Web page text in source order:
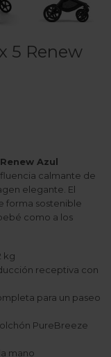
5 Renew
Azul
calmante de
elegante. El
forma sostenible
como a los
kg
receptiva con
para un paseo
PureBreeze
mano